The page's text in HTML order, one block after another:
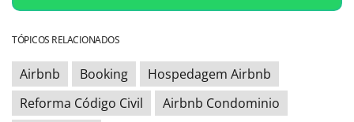
TÓPICOS RELACIONADOS
Airbnb Booking
Hospedagem Airbnb
Reforma Código Civil
Airbnb Condominio